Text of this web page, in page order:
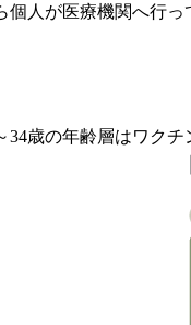
人が医療機関へ行
歳の年齢層はワク